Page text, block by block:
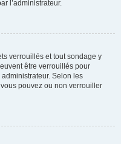
l’administrateur.
verrouillés et tout sondage y
être verrouillés pour
Selon les
pouvez ou non verrouiller